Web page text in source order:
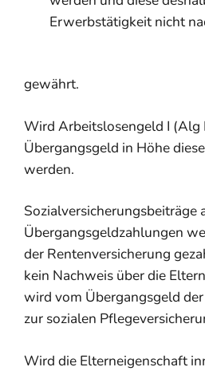
Erwerbstätigkeit nicht
gewährt.
Wird Arbeitslosengeld I (Alg
Übergangsgeld in Höhe
werden.
Sozialversicherungsbeiträge
Übergangsgeldzahlungen
der Rentenversicherung
kein Nachweis über die
wird vom Übergangsgeld
zur sozialen
Wird die Elterneigenschaft